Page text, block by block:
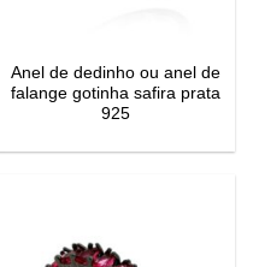
Anel de dedinho ou anel de
falange gotinha safira prata
925